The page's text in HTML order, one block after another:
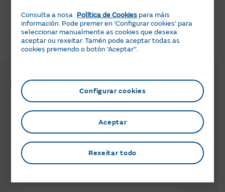
Pareceuche útil esta información?
Preguntas e xestións relacionadas
Que é o Moedeiro Naturgy?
Como podo acumular saldo no meu
Moedeiro?
Consulta a nosa Política de Cookies para máis
información. Pode premer en ‘Configurar cookies’ para
seleccionar manualmente as cookies que desexa
aceptar ou rexeitar. Tamén pode aceptar todas as
cookies premendo o botón ‘Aceptar’’.
Configurar cookies
Rexeitar todo
Aceptar